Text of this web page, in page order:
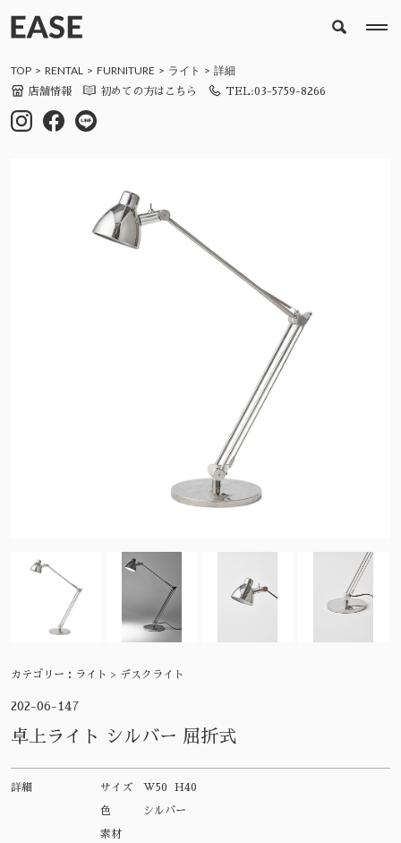
TOP RENTAL FURNITURE ライト 詳細
店舗情報 初めての方はこちら TEL:03-5759-8266
カテゴリー： ライト > デスクライト
202-06-147
卓上ライト シルバー 屈折式
詳細 サイズ W50 H40
色 シルバー
素材